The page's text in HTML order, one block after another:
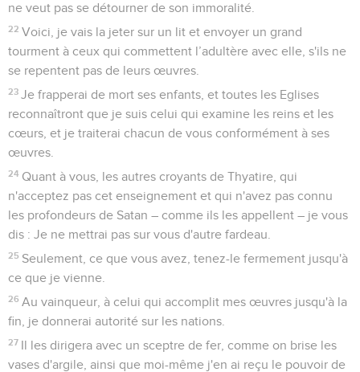
ne veut pas se détourner de son immoralité.
22 Voici, je vais la jeter sur un lit et envoyer un grand
tourment à ceux qui commettent l’adultère avec elle, s'ils ne
se repentent pas de leurs œuvres.
23 Je frapperai de mort ses enfants, et toutes les Eglises
reconnaîtront que je suis celui qui examine les reins et les
cœurs, et je traiterai chacun de vous conformément à ses
œuvres.
24 Quant à vous, les autres croyants de Thyatire, qui
n'acceptez pas cet enseignement et qui n'avez pas connu
les profondeurs de Satan – comme ils les appellent – je vous
dis : Je ne mettrai pas sur vous d'autre fardeau.
25 Seulement, ce que vous avez, tenez-le fermement jusqu'à
ce que je vienne.
26 Au vainqueur, à celui qui accomplit mes œuvres jusqu'à la
fin, je donnerai autorité sur les nations.
27 Il les dirigera avec un sceptre de fer, comme on brise les
vases d'argile, ainsi que moi-même j'en ai reçu le pouvoir de